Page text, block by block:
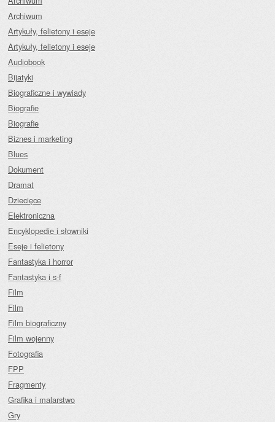
Archiwum
Artykuły, felietony i eseje
Artykuły, felietony i eseje
Audiobook
Bijatyki
Biograficzne i wywiady
Biografie
Biografie
Biznes i marketing
Blues
Dokument
Dramat
Dziecięce
Elektroniczna
Encyklopedie i słowniki
Eseje i felietony
Fantastyka i horror
Fantastyka i s-f
Film
Film
Film biograficzny
Film wojenny
Fotografia
FPP
Fragmenty
Grafika i malarstwo
Gry